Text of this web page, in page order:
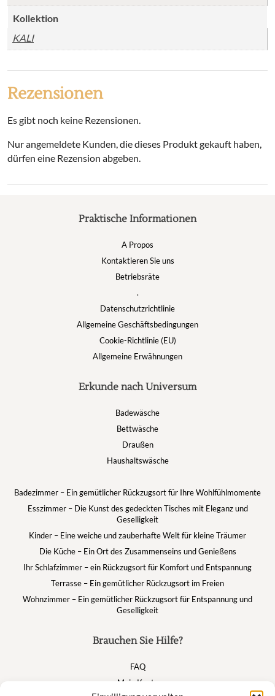
Kollektion
KALI
Rezensionen
Es gibt noch keine Rezensionen.
Nur angemeldete Kunden, die dieses Produkt gekauft haben,
dürfen eine Rezension abgeben.
Brauchen Sie Hilfe?
FAQ
Mein Konto
Praktische Informationen
A Propos
Kontaktieren Sie uns
Betriebsräte
.
Datenschutzrichtlinie
Allgemeine Geschäftsbedingungen
Cookie-Richtlinie (EU)
Allgemeine Erwähnungen
Erkunde nach Universum
Badewäsche
Bettwäsche
Draußen
Haushaltswäsche
Badezimmer – Ein gemütlicher Rückzugsort für Ihre Wohlfühlmomente
Esszimmer – Die Kunst des gedeckten Tisches mit Eleganz und
Geselligkeit
Kinder – Eine weiche und zauberhafte Welt für kleine Träumer
Die Küche – Ein Ort des Zusammenseins und Genießens
Ihr Schlafzimmer – ein Rückzugsort für Komfort und Entspannung
Terrasse – Ein gemütlicher Rückzugsort im Freien
Wohnzimmer – Ein gemütlicher Rückzugsort für Entspannung und
Geselligkeit